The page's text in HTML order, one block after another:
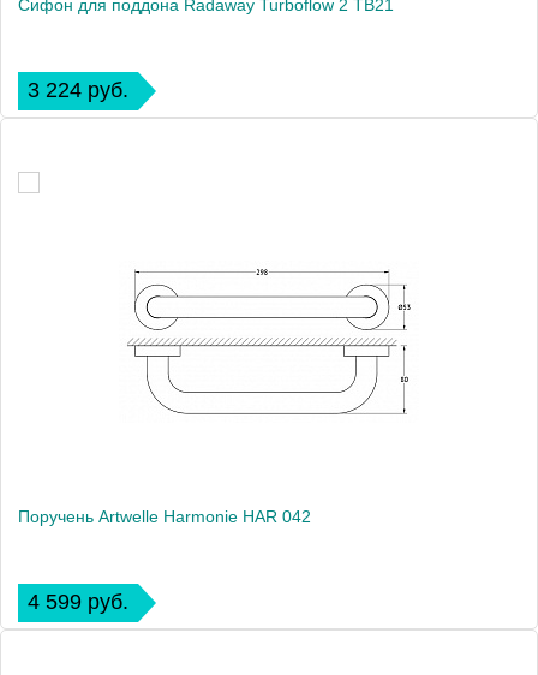
Сифон для поддона Radaway Turboflow 2 TB21
3 224 руб.
Поручень Artwelle Harmonie HAR 042
4 599 руб.